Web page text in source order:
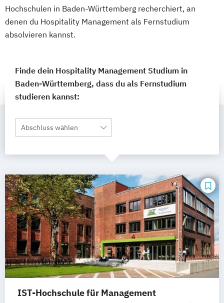
Hochschulen in Baden-Württemberg recherchiert, an
denen du Hospitality Management als Fernstudium
absolvieren kannst.
Finde dein Hospitality Management Studium in
Baden-Württemberg, dass du als Fernstudium
studieren kannst:
Abschluss wählen
IST-Hochschule für Management